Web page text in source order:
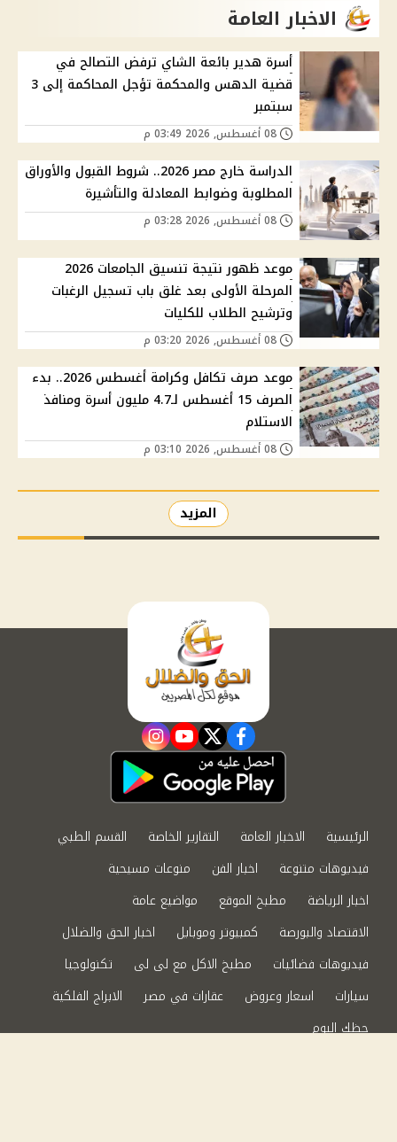
الاخبار العامة
أسرة هدير بائعة الشاي ترفض التصالح في
قضية الدهس والمحكمة تؤجل المحاكمة إلى 3
سبتمبر
الدراسة خارج مصر 2026.. شروط القبول والأوراق
المطلوبة وضوابط المعادلة والتأشيرة
موعد ظهور نتيجة تنسيق الجامعات 2026
المرحلة الأولى بعد غلق باب تسجيل الرغبات
وترشيح الطلاب للكليات
موعد صرف تكافل وكرامة أغسطس 2026.. بدء
الصرف 15 أغسطس لـ4.7 مليون أسرة ومنافذ
الاستلام
المزيد
facebook
twitter
youtube
instagram
الرئيسية الاخبار العامة التقارير الخاصة
القسم الطبي
فيديوهات متنوعة
اخبار الفن
منوعات مسيحية
اخبار الرياضة
مطبخ الموقع
مواضيع عامة
الاقتصاد والبورصة
كمبيوتر وموبايل
اخبار الحق والضلال
فيديوهات فضائيات
مطبخ الاكل مع لى لى
تكنولوجيا
سيارات
اسعار وعروض عقارات في مصر
الابراج الفلكية
حظك اليوم